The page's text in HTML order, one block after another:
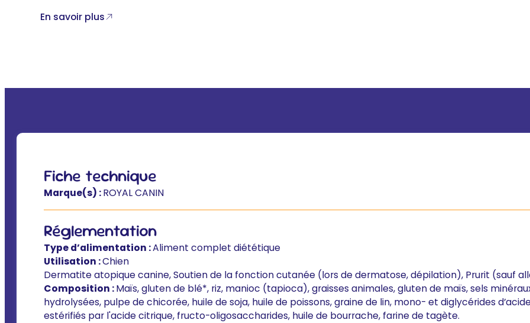
En savoir plus
Fiche technique
Marque(s) :ROYAL CANIN
Réglementation
Type d’alimentation :Aliment complet diététique
Utilisation :Chien
Dermatite atopique canine, Soutien de la fonction cutanée (lors de dermatose, dépilation), Prurit (sauf
Composition :Maïs, gluten de blé*, riz, manioc (tapioca), graisses animales, gluten de maïs, sels
hydrolysées, pulpe de chicorée, huile de soja, huile de poissons, graine de lin, mono- et diglycérides
estérifiés par l'acide citrique, fructo-oligosaccharides, huile de bourrache, farine de tagète.